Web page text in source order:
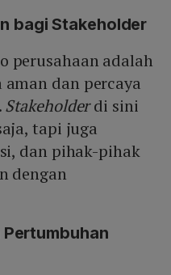
bagi Stakeholder
perusahaan adalah
dan percaya
Stakeholderdi sini
tapi juga
dan pihak-pihak
dengan